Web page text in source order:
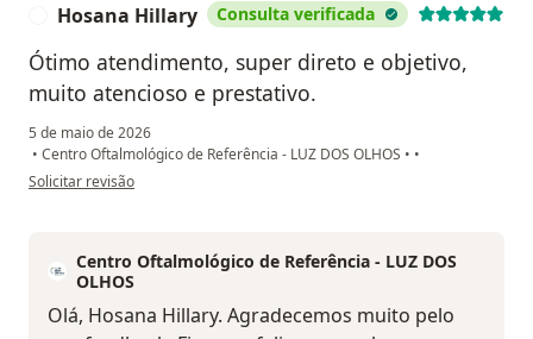
Hosana Hillary Consulta verificada
Ótimo atendimento, super direto e objetivo,
muito atencioso e prestativo.
5 de maio de 2026
• Centro Oftalmológico de Referência - LUZ DOS OLHOS • •
na opinião do utilizador Hosana Hillary
Solicitar revisão
Centro Oftalmológico de Referência - LUZ DOS
OLHOS
Olá, Hosana Hillary. Agradecemos muito pelo